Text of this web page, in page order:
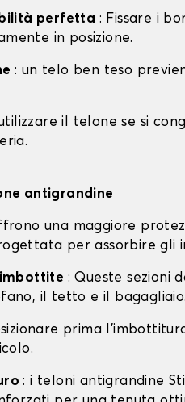
perfetta : Fissare i
in posizione.
: un telo ben teso
il telone se si
antigrandine
una maggiore
per assorbire gli
: Queste sezioni
il tetto e il bagagliaio.
prima
: i teloni antigrandine